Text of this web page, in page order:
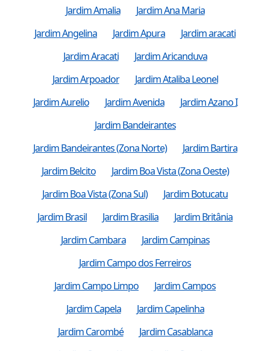
Jardim Amalia
Jardim Ana Maria
Jardim Angelina
Jardim Apura
Jardim aracati
Jardim Aracati
Jardim Aricanduva
Jardim Arpoador
Jardim Ataliba Leonel
Jardim Aurelio
Jardim Avenida
Jardim Azano I
Jardim Bandeirantes
Jardim Bandeirantes (Zona Norte)
Jardim Bartira
Jardim Belcito
Jardim Boa Vista (Zona Oeste)
Jardim Boa Vista (Zona Sul)
Jardim Botucatu
Jardim Brasil
Jardim Brasilia
Jardim Britânia
Jardim Cambara
Jardim Campinas
Jardim Campo dos Ferreiros
Jardim Campo Limpo
Jardim Campos
Jardim Capela
Jardim Capelinha
Jardim Carombé
Jardim Casablanca